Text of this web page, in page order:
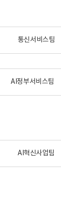
통신서비스팀
AI정부서비스팀
AI혁신사업팀